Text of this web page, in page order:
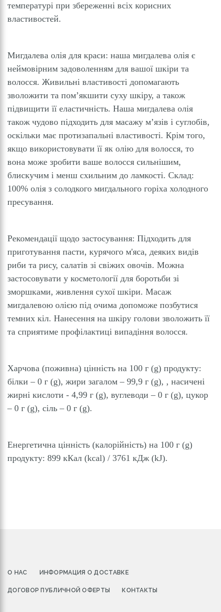
температурі при збереженні всіх корисних
властивостей.
Мигдалева олія для краси: наша мигдалева олія є
неймовірним задоволенням для вашої шкіри та
волосся. Живильні властивості допомагають
зволожити та пом’якшити суху шкіру, а також
підвищити її еластичність. Наша мигдалева олія
також чудово підходить для масажу м’язів і суглобів,
оскільки має протизапальні властивості. Крім того,
якщо використовувати її як олію для волосся, то
вона може зробити ваше волосся сильнішим,
блискучим і менш схильним до ламкості. Склад:
100% олія з солодкого мигдального горіха холодного
пресування.
Рекомендації щодо застосування: Підходить для
приготування пасти, курячого м'яса, деяких видів
риби та рису, салатів зі свіжих овочів. Можна
застосовувати у косметології для боротьби зі
зморшками, живлення сухої шкіри. Масаж
мигдалевою олією під очима допоможе позбутися
темних кіл. Нанесення на шкіру голови зволожить її
та сприятиме профілактиці випадіння волосся.
Харчова (поживна) цінність на 100 г (g) продукту:
білки – 0 г (g), жири загалом – 99,9 г (g), , насичені
жирні кислоти - 4,99 г (g), вуглеводи – 0 г (g), цукор
– 0 г (g), сіль – 0 г (g).
Енергетична цінність (калорійність) на 100 г (g)
продукту: 899 кКал (kcal) / 3761 кДж (kJ).
O НАС ИНФОРМАЦИЯ О ДОСТАВКЕ
ДОГОВОР ПУБЛИЧНОЙ ОФЕРТЫ КОНТАКТЫ